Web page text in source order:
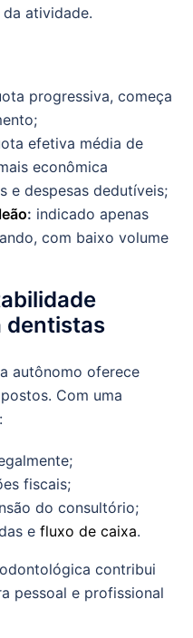
atividade.
progressiva, começa
efetiva média de
econômica
e despesas dedutíveis;
: indicado apenas
com baixo volume
dentistas
autônomo oferece
Com uma
fiscais;
do consultório;
e fluxo de caixa.
contribui
pessoal e profissional